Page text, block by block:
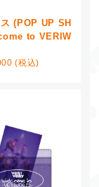
(POP UP SH
to VERIW
(税込)